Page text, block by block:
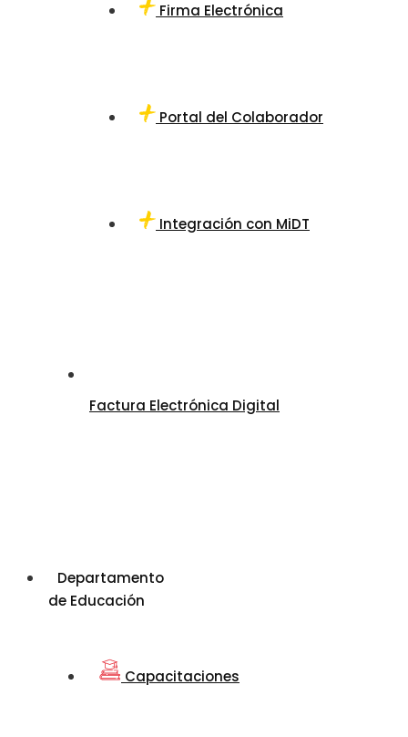
Firma Electrónica
Portal del Colaborador
Integración con MiDT
Factura Electrónica Digital
Departamento
de Educación
Capacitaciones